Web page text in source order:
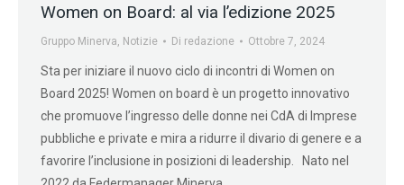
Women on Board: al via l’edizione 2025
Gruppo Minerva Notizie Di redazione Ottobre 7, 2024
Sta per iniziare il nuovo ciclo di incontri di Women on
Board 2025! Women on board è un progetto innovativo
che promuove l’ingresso delle donne nei CdA di Imprese
pubbliche e private e mira a ridurre il divario di genere e a
favorire l’inclusione in posizioni di leadership. Nato nel